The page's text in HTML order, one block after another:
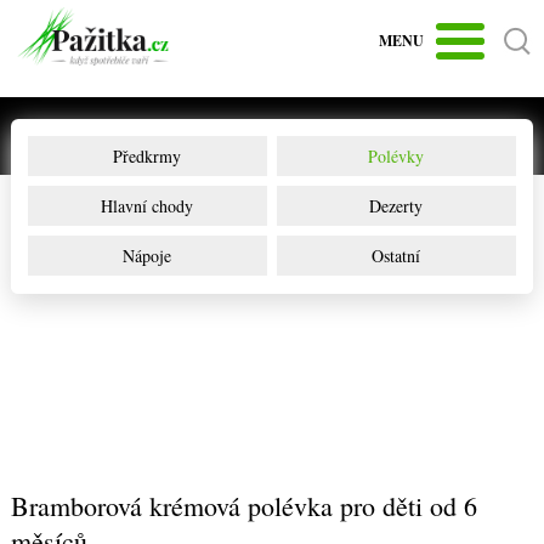
MENU
Předkrmy Polévky
Hlavní chody Dezerty
Nápoje Ostatní
Bramborová krémová polévka pro děti od 6